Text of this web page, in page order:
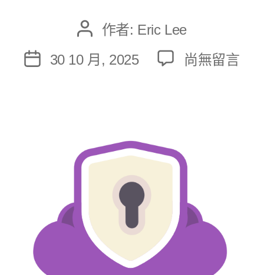
文
章
作者: Eric Lee
文
30 10 月, 2025
在
中
翻
牆
尚無留言